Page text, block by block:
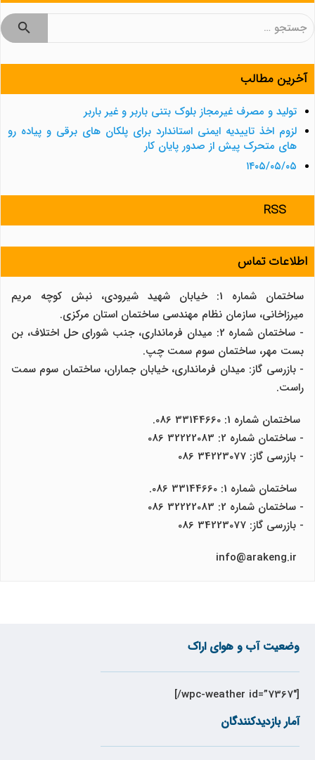
جستجو
آخرین مطالب
تولید و مصرف غیرمجاز بلوک بتنی باربر و غیر باربر
لزوم اخذ تاییدیه ایمنی استاندارد برای پلکان های برقی و پیاده رو
های متحرک پیش از صدور پایان کار
۱۴۰۵/۰۵/۰۵
RSS
اطلاعات تماس
ساختمان شماره 1: خیابان شهید شیرودی، نبش کوچه مریم
میرزاخانی، سازمان نظام مهندسی ساختمان استان مرکزی.
- ساختمان شماره 2: میدان فرمانداری، جنب شورای حل اختلاف، بن
بست مهر، ساختمان سوم سمت چپ.
- بازرسی گاز: میدان فرمانداری، خیابان جماران، ساختمان سوم سمت
راست.
ساختمان شماره 1: 33144660 086.
- ساختمان شماره 2: 32222083 086
- بازرسی گاز: 34223077 086
ساختمان شماره 1: 33144660 086.
- ساختمان شماره 2: 32222083 086
- بازرسی گاز: 34223077 086
وضعیت آب و هوای اراک
[wpc-weather id=”7367″/]
آمار بازدیدکنندگان